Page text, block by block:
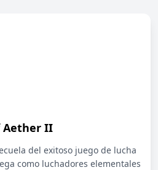
Aether II
del exitoso juego de lucha
como luchadores elementales